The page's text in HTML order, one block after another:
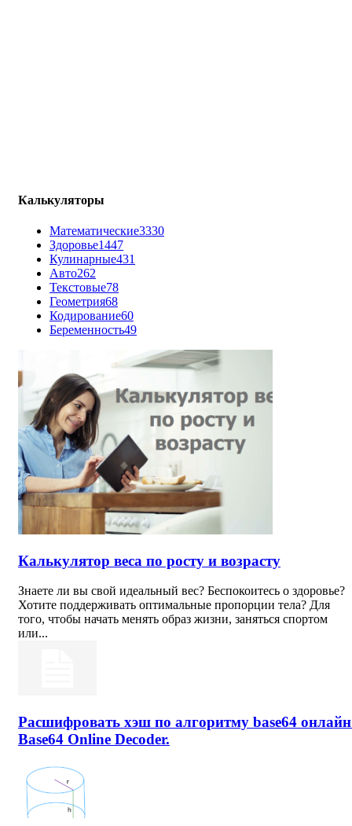
Калькуляторы
Математические3330
Здоровье1447
Кулинарные431
Авто262
Текстовые78
Геометрия68
Кодирование60
Беременность49
Калькулятор веса по росту и возрасту
Знаете ли вы свой идеальный вес? Беспокоитесь о здоровье?
Хотите поддерживать оптимальные пропорции тела? Для
того, чтобы начать менять образ жизни, заняться спортом
или...
Расшифровать хэш по алгоритму base64
Base64 Online Decoder.